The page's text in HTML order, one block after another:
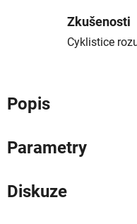
Zkušenosti
Cyklistice
Popis
Parametry
Diskuze